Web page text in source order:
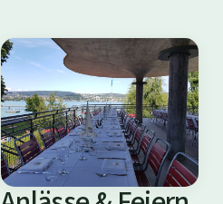
B
a
d
i
W
o